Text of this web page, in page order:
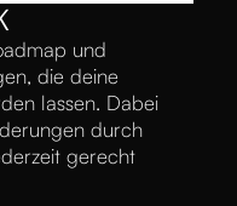
und
die deine
lassen. Dabei
durch
gerecht